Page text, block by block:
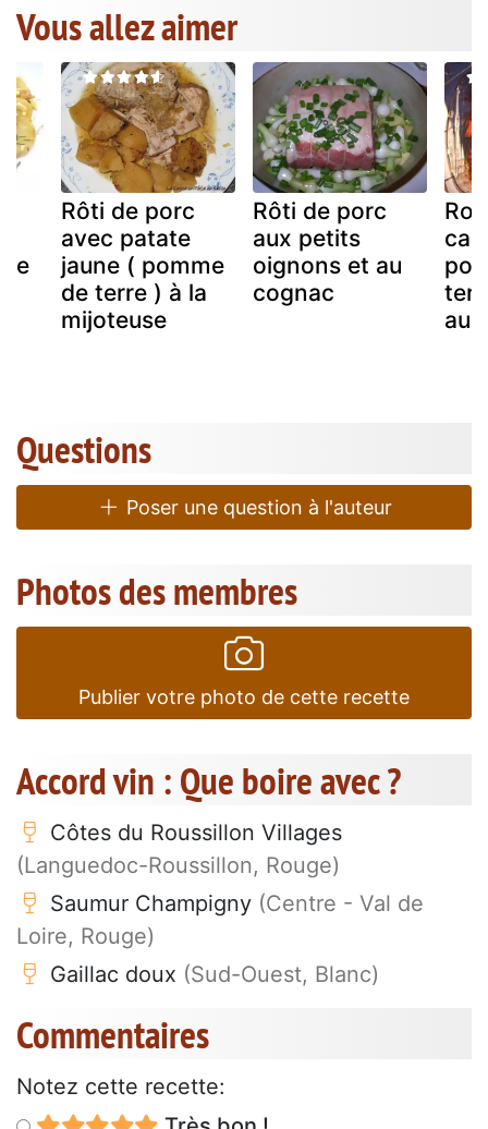
Vous allez aimer
Rôti de porc
avec patate
jaune ( pomme
de terre ) à la
mijoteuse
Rôti de porc
aux petits
oignons et au
cognac
au
Questions
Poser une question à l'auteur
Photos des membres
Publier votre photo de cette recette
Accord vin : Que boire avec ?
Côtes du Roussillon Villages
(Languedoc-Roussillon, Rouge)
Saumur Champigny (Centre - Val de
Loire, Rouge)
Gaillac doux (Sud-Ouest, Blanc)
Commentaires
Notez cette recette: